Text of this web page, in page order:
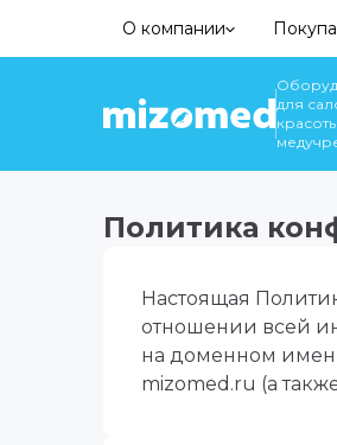
О компании
для
Политика
Настоящая
отношении всей
на доменном
mizomed.ru (а